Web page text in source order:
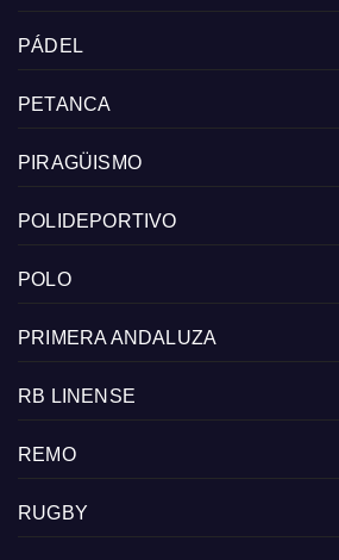
PÁDEL
PETANCA
PIRAGÜISMO
POLIDEPORTIVO
POLO
PRIMERA ANDALUZA
RB LINENSE
REMO
RUGBY